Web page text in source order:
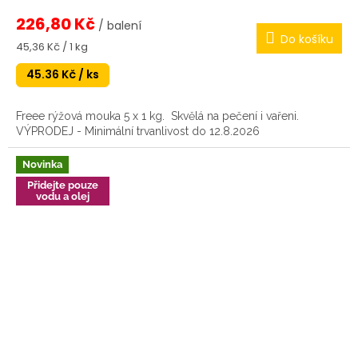
226,80 Kč / balení
Měrná
cena:
45,36 Kč / 1 kg Do košíku
45.36 Kč / ks
Freee rýžová mouka 5 x 1 kg. Skvělá na pečení i vařeni.
VÝPRODEJ - Minimální trvanlivost do 12.8.2026
Novinka
Přidejte pouze
vodu a olej